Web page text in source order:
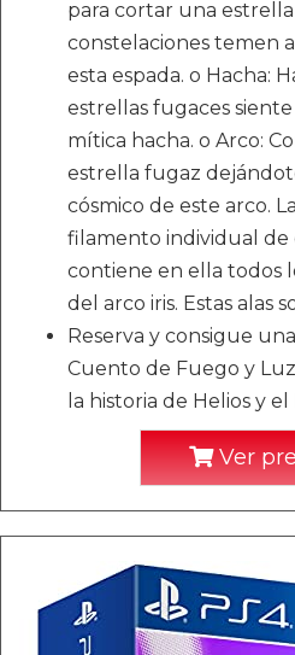
para cortar una
constelaciones temen
esta espada. o Hacha:
estrellas fugaces
mítica hacha. o Arco:
estrella fugaz
cósmico de este arco.
filamento individual de
contiene en ella todos
del arco iris. Estas alas
Reserva y consigue
Cuento de Fuego y
la historia de Helios y
Ver